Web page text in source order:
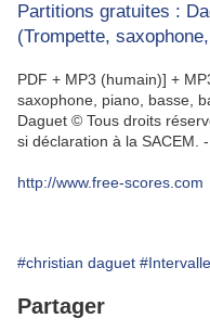
Partitions gratuites :
(Trompette,
PDF + MP3 (humain)] +
saxophone, piano, basse,
Daguet © Tous droits
si déclaration à la SACEM. -
http://www.free-scores.com
#christian daguet
Partager